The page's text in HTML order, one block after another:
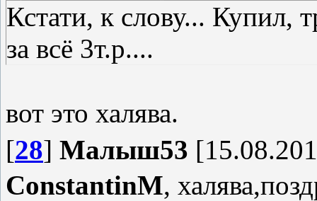
Кстати, к слову... Купил,
за всё 3т.р....
вот это халява.
[28] Малыш53
ConstantinM,